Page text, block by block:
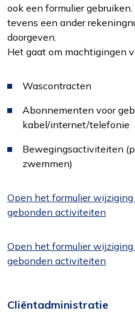
zien of wij de juiste
Interesses
Om het gebruik van de
ook een formulier
tevens een ander
doorgeven.
Het gaat om machtigingen
Wascontracten
Abonnementen voor
kabel/internet/telefonie
Bewegingsactiviteiten
zwemmen)
Open het formulier
gebonden activiteiten
Open het formulier
gebonden activiteiten
Cliëntadministratie